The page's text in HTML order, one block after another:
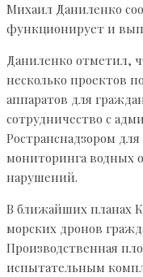
Михаил Даниленко
функционирует и
Даниленко отметил,
несколько проектов
аппаратов для
сотрудничество с
Ространснадзором
мониторинга водных
нарушений.
В ближайших планах
морских дронов
Производственная
испытательным